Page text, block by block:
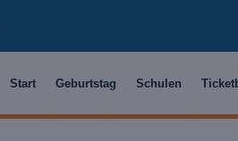
Start Geburtstag Schulen